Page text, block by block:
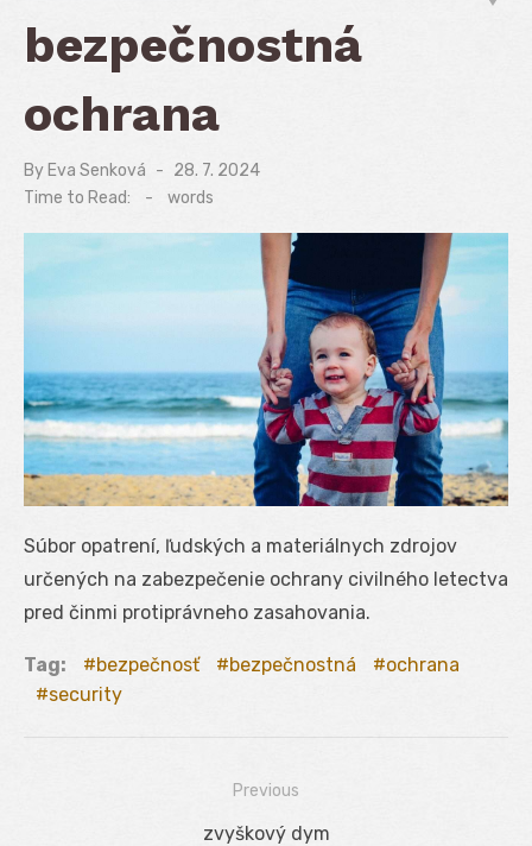
bezpečnostná
ochrana
By Eva Senková
Posted
on
28. 7. 2024
Time to Read:
- words
Súbor opatrení, ľudských a materiálnych zdrojov
určených na zabezpečenie ochrany civilného letectva
pred činmi protiprávneho zasahovania.
Tag: bezpečnosť bezpečnostná
ochrana
security
Previous
Previous
zvyškový dym